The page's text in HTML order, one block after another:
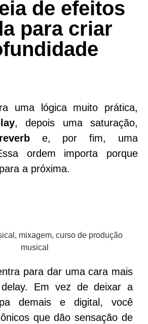
de efeitos
para criar
uma lógica muito prática,
, depois umasaturação,
reverbe, por fim, uma
ordem importa porque
a próxima.
para dar uma cara mais
Em vez de deixar a
demais e digital, você
que dão sensação de